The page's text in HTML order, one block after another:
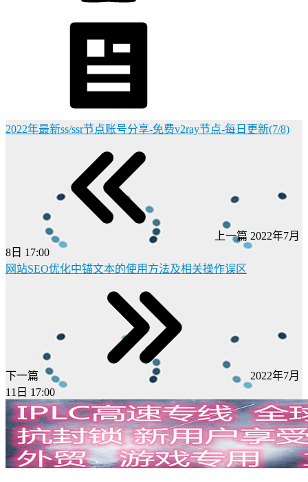
2022年最新ss/ssr节点账号分享-免费v2ray节点-每日更新(7/8)
上一篇 2022年7月
8日 17:00
网站SEO优化中锚文本的使用方法及相关操作误区
下一篇
2022年7月
11日 17:00